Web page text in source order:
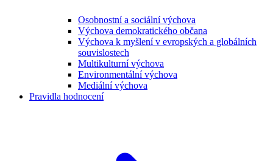
Osobnostní a sociální výchova
Výchova demokratického občana
Výchova k myšlení v evropských a globálních
souvislostech
Multikulturní výchova
Environmentální výchova
Mediální výchova
Pravidla hodnocení